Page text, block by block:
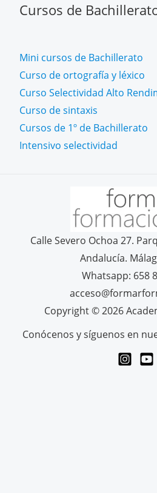
Cursos de
Mini cursos de Bachillerato
Curso de ortografía y léxico
Curso Selectividad Alto
Curso de sintaxis
Cursos de 1º de Bachillerato
Intensivo selectividad
Calle Severo Ochoa 27.
Andalucía.
Whatsapp: 658
Copyright © 2026
Conócenos y síguenos en